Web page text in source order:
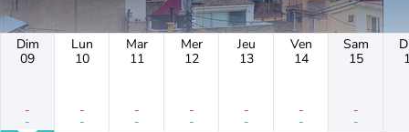
Dim
09
-
-
Lun
10
-
-
Mar
11
-
-
Mer
12
-
-
Jeu
13
-
-
Ven
14
-
-
Sam
15
-
-